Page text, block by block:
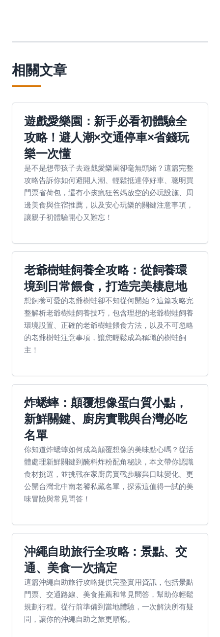
相關文章
遊戲愛樂園：新手必看初體驗全
攻略！避人潮×交通停車×省錢玩
樂一次懂
是不是想帶孩子去遊戲愛樂園卻毫無頭緒？這篇完整
攻略告訴你如何避開人潮、輕鬆抵達停好車、聰明買
門票省荷包，還有小孩瘋狂爸媽放空的必玩設施、周
邊美食與住宿推薦，以及安心玩樂的關鍵注意事項，
讓親子初體驗開心又難忘！
老爺樹蛙飼養全攻略：從飼養環
境到日常餵食，打造完美棲息地
想飼養可愛的老爺樹蛙卻不知從何開始？這篇攻略完
整解析老爺樹蛙飼養技巧，包含理想的老爺樹蛙飼養
環境設置、正確的老爺樹蛙餵食方法，以及不可忽略
的老爺樹蛙注意事項，讓您輕鬆成為稱職的樹蛙飼
主！
炸蟋蟀：顛覆想像蛋白質小點，
新鮮關鍵、廚房實戰與台灣必吃
名單
你知道炸蟋蟀如何成為顛覆想像的美味點心嗎？從活
體處理新鮮關鍵到醃料炸粉配角秘訣，本文帶你認識
食材挑選，並挑戰在家廚房實戰步驟與口味變化。更
公開台灣北中南老饕私藏名單，探索這值得一試的美
味冒險與常見問答！
沖繩自助旅行全攻略：景點、交
通、美食一次搞定
這篇沖繩自助旅行攻略提供完整實用資訊，包括景點
門票、交通路線、美食推薦和常見問答，幫助你輕鬆
規劃行程。從行前準備到當地體驗，一次解決所有疑
問，讓你的沖繩自助之旅更順暢。